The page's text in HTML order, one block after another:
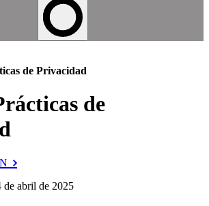
de Privacidad
de
de abril de 2025